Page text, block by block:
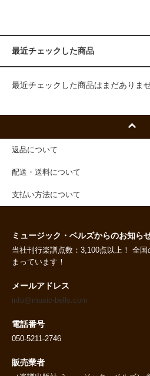
最近チェックした商品
最近チェックした商品はまだありませ
返品について
配送・送料について
支払い方法について
ミュージック・ベルズからのお知ら
当社刊行楽譜点数：3,100点以上！ 全
まっています！
メールアドレス
info@music-bells.com
電話番号
050-5211-2746
販売業者